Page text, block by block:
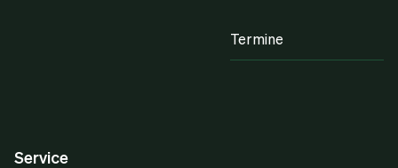
Termine
Service